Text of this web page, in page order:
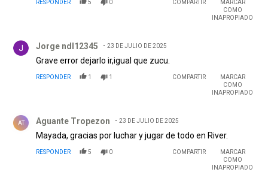
RESPONDER 5 0 COMPARTIR
MARCAR
COMO
INAPROPIADO
Jorge ndl12345 23 DE JULIO DE 2025
Grave error dejarlo ir,igual que zucu.
RESPONDER 1 1 COMPARTIR
MARCAR
COMO
INAPROPIADO
AT Aguante Tropezon 23 DE JULIO DE 2025
Mayada, gracias por luchar y jugar de todo en River.
RESPONDER 5 0 COMPARTIR
MARCAR
COMO
INAPROPIADO